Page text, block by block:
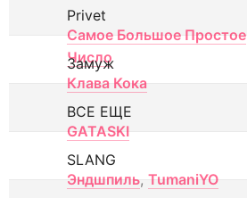
Privet
Самое Большое Простое
Число
Замуж
Клава Кока
ВСЕ ЕЩЕ
GATASKI
SLANG
Эндшпиль, TumaniYO